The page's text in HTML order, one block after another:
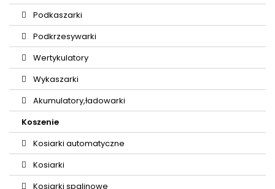
Podkaszarki
Podkrzesywarki
Wertykulatory
Wykaszarki
Akumulatory,ładowarki
Koszenie
Kosiarki automatyczne
Kosiarki
Kosiarki spalinowe